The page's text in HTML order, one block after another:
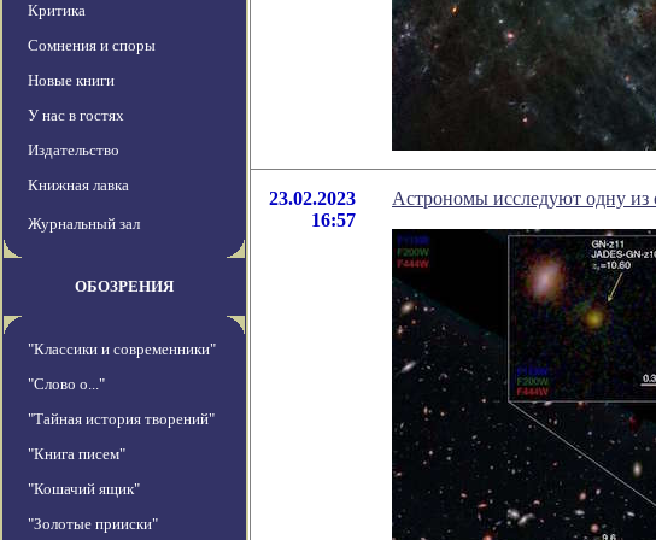
Критика
Сомнения и споры
Новые книги
У нас в гостях
Издательство
Книжная лавка
Журнальный зал
ОБОЗРЕНИЯ
"Классики и современники"
"Слово о..."
"Тайная история творений"
"Книга писем"
"Кошачий ящик"
"Золотые прииски"
23.02.2023
16:57
Астрономы исследуют одну из